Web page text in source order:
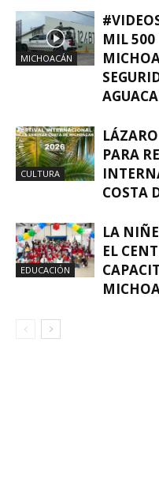
MICHOACÁN
MIL 500
CULTURA
PARA
COSTA
EDUCACIÓN
LA
EL